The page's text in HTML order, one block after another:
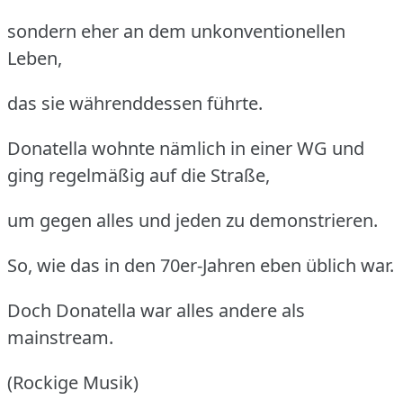
sondern eher an dem unkonventionellen
Leben,
das sie währenddessen führte.
Donatella wohnte nämlich in einer WG und
ging regelmäßig auf die Straße,
um gegen alles und jeden zu demonstrieren.
So, wie das in den 70er-Jahren eben üblich war.
Doch Donatella war alles andere als
mainstream.
(Rockige Musik)